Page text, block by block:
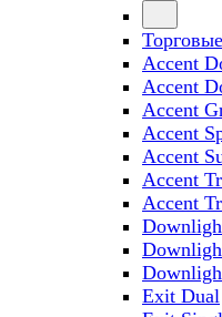
Accent
Accent
Accent
Accent
Accent
Accent
Accent
Exit Dual